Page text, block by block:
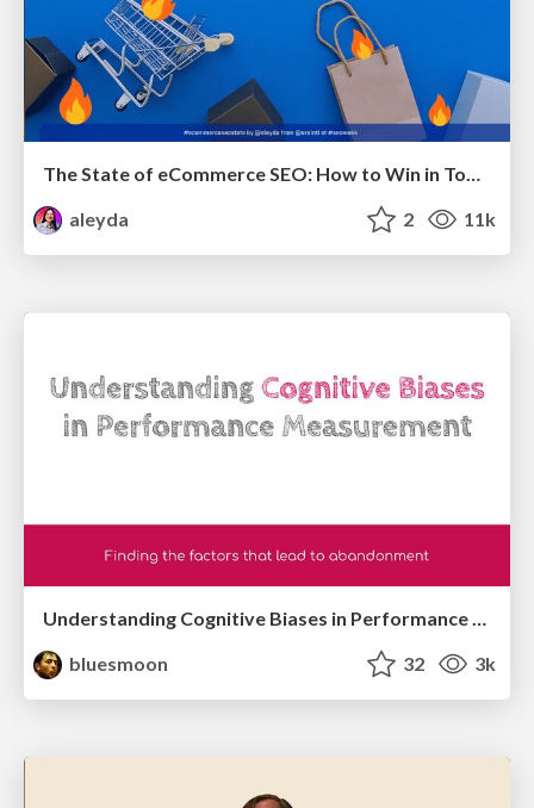
The State of eCommerce SEO: How to Win in Today's Products SERPs - #SEOweek
aleyda
2 11k
bluesmoon
32 3k